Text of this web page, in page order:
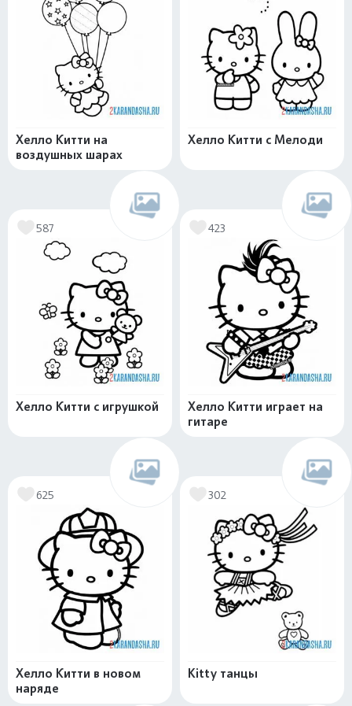
Хелло Китти на
воздушных шарах
Хелло Китти с Мелоди
587
Хелло Китти с игрушкой
423
Хелло Китти играет на
гитаре
625
Хелло Китти в новом
наряде
302
Kitty танцы